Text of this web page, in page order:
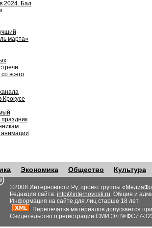
2024. Бал
марта»
всего
Крокусе
праздник
анимации
Экономика Общество Культура
©2008 Интерновости.Ру, проект группы «
Редакция сайта: info@internovosti.ru. Общие и
Информация на сайте для лиц старше 18 лет.
Перепечатка материалов допускается
Свидетельство о регистрации СМИ Эл №ФС77-